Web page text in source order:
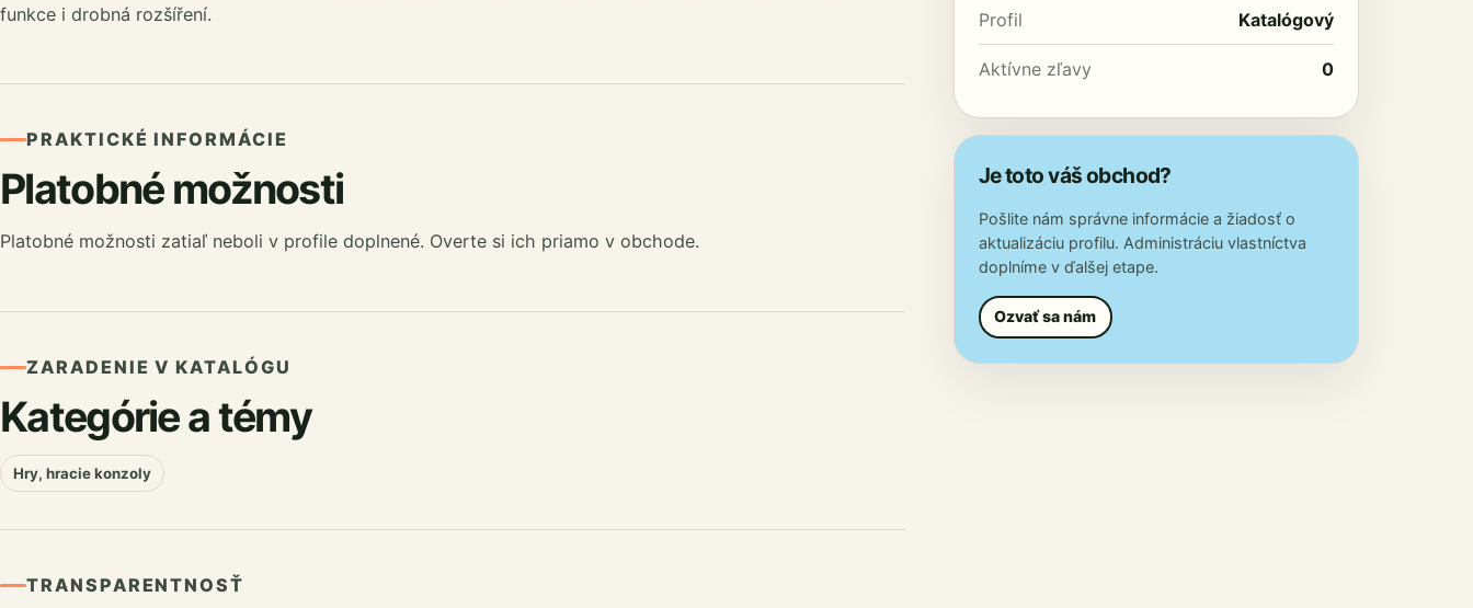
funkce i drobná rozšíření.
PRAKTICKÉ INFORMÁCIE
Platobné možnosti
Platobné možnosti zatiaľ neboli v profile doplnené. Overte si ich priamo v obchode.
ZARADENIE V KATALÓGU
Kategórie a témy
Hry, hracie konzoly
TRANSPARENTNOSŤ
Profil Katalógový
Aktívne zľavy 0
Je toto váš obchod?
Pošlite nám správne informácie a žiadosť o
aktualizáciu profilu. Administráciu vlastníctva
doplníme v ďalšej etape.
Ozvať sa nám